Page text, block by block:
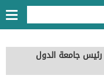
رئيس جامعة الدول